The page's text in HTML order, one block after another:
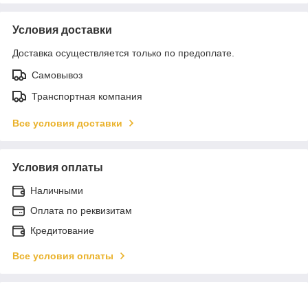
Условия доставки
Доставка осуществляется только по предоплате.
Самовывоз
Транспортная компания
Все условия доставки
Условия оплаты
Наличными
Оплата по реквизитам
Кредитование
Все условия оплаты